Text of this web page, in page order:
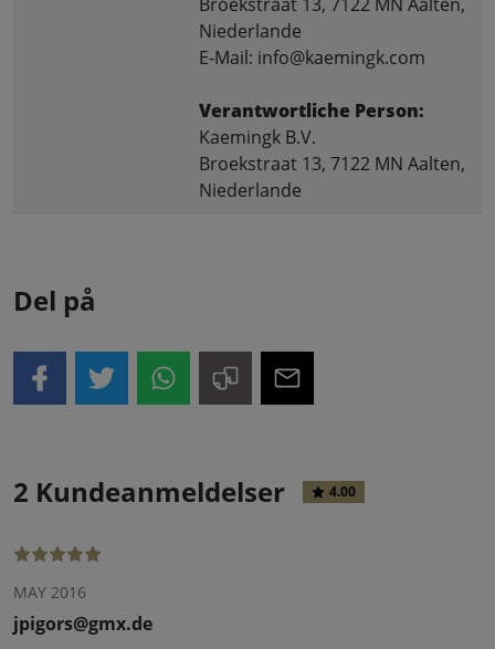
Broekstraat 13, 7122 MN Aalten,
Niederlande
E-Mail: info@kaemingk.com
Verantwortliche Person:
Kaemingk B.V.
Broekstraat 13, 7122 MN Aalten,
Niederlande
Del på
2 Kundeanmeldelser 4.00
MAY 2016
jpigors@gmx.de